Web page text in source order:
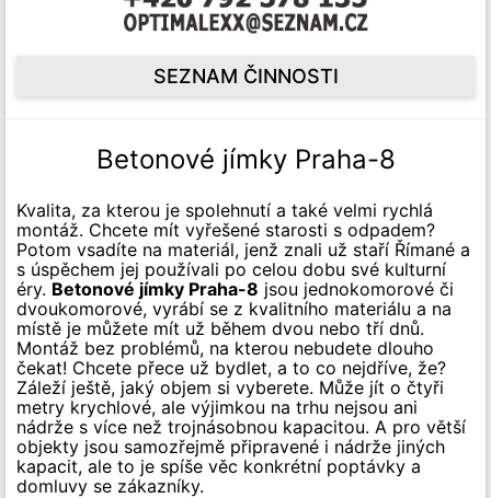
SEZNAM ČINNOSTI
Betonové jímky Praha-8
Kvalita, za kterou je spolehnutí a také velmi rychlá
montáž. Chcete mít vyřešené starosti s odpadem?
Potom vsadíte na materiál, jenž znali už staří Římané a
s úspěchem jej používali po celou dobu své kulturní
éry. Betonové jímky Praha-8 jsou jednokomorové či
dvoukomorové, vyrábí se z kvalitního materiálu a na
místě je můžete mít už během dvou nebo tří dnů.
Montáž bez problémů, na kterou nebudete dlouho
čekat! Chcete přece už bydlet, a to co nejdříve, že?
Záleží ještě, jaký objem si vyberete. Může jít o čtyři
metry krychlové, ale výjimkou na trhu nejsou ani
nádrže s více než trojnásobnou kapacitou. A pro větší
objekty jsou samozřejmě připravené i nádrže jiných
kapacit, ale to je spíše věc konkrétní poptávky a
domluvy se zákazníky.